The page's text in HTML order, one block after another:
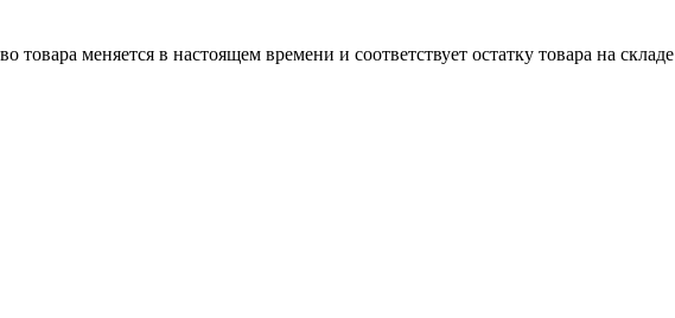
товара меняется в настоящем времени и соответствует остатку товара на складе